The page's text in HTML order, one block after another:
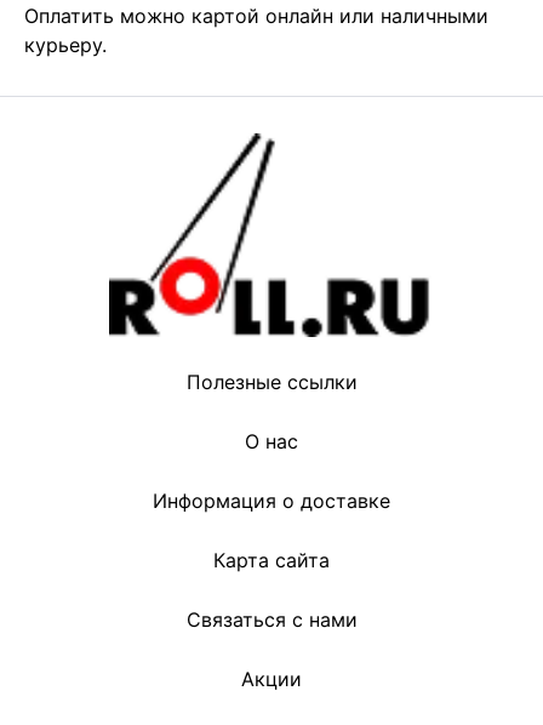
Оплатить можно картой онлайн или наличными
курьеру.
Полезные ссылки
О нас
Информация о доставке
Карта сайта
Связаться с нами
Акции